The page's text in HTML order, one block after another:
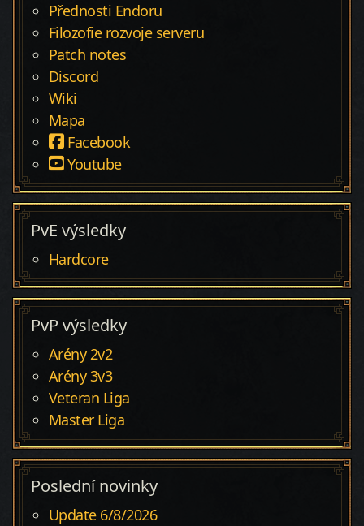
Přednosti Endoru
Filozofie rozvoje serveru
Patch notes
Discord
Wiki
Mapa
Facebook
Youtube
PvE výsledky
Hardcore
PvP výsledky
Arény 2v2
Arény 3v3
Veteran Liga
Master Liga
Poslední novinky
Update 6/8/2026